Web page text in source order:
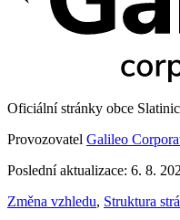
Oficiální stránky obce
Provozovatel Galileo
Poslední aktualizace: 6. 8.
Změna vzhledu, Struktura